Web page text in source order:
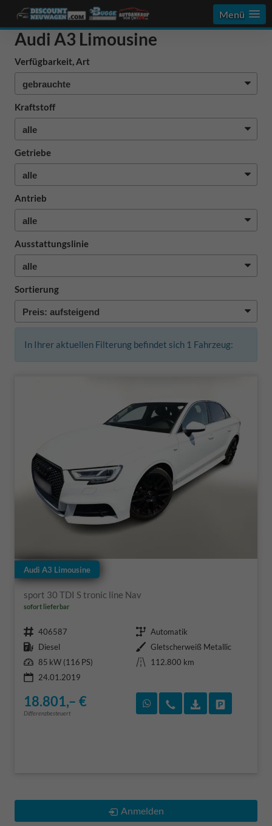
Menü
Audi A3 Limousine
Verfügbarkeit, Art
Kraftstoff
Getriebe
Antrieb
Ausstattungslinie
Sortierung
In Ihrer aktuellen Filterung befindet sich 1 Fahrzeug:
Audi A3 Limousine
sport 30 TDI S tronic line Nav
sofort lieferbar
Fahrzeugnr. 406587 Getriebe Automatik
Kraftstoff Diesel Außenfarbe Gletscherweiß Metallic
Leistung 85 kW (116 PS) Kilometerstand
112.800 km
24.01.2019
18.801,– €
Differenzbesteuert
Rückruf vereinbaren
Wir rufen Sie an
Anmelden